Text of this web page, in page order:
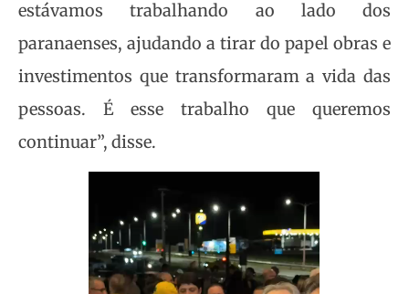
estávamos trabalhando ao lado dos
paranaenses, ajudando a tirar do papel obras e
investimentos que transformaram a vida das
pessoas. É esse trabalho que queremos
continuar”, disse.